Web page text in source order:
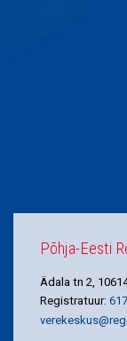
Põhja-Eesti
Ädala tn 2,
Registratuur: